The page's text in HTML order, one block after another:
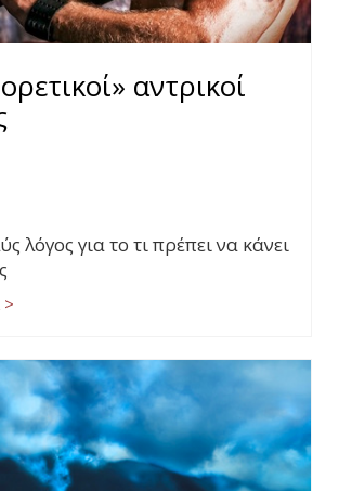
αντρικοί
λόγος για το τι πρέπει να κάνει
>